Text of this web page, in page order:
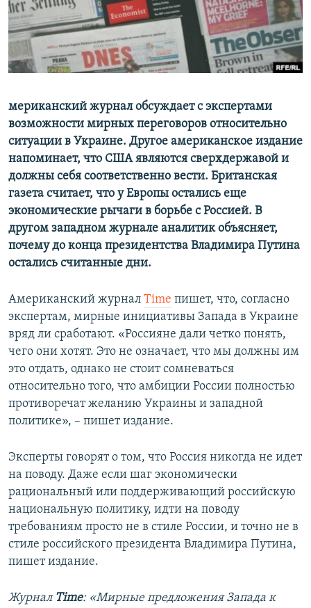
ПОБЕДИТЕЛЕЙ НЕ СУДЯТ?
КРЫМ.НЕПОКОРЕННЫЙ
ELIFBE
ПРИСОЕДИНЯЙТЕСЬ!
Все сайты RFE/RL
мериканский журнал обсуждает с экспертами
возможности мирных переговоров относительно
ситуации в Украине. Другое американское издание
напоминает, что США являются сверхдержавой и
должны себя соответственно вести. Британская
газета считает, что у Европы остались еще
экономические рычаги в борьбе с Россией. В
другом западном журнале аналитик объясняет,
почему до конца президентства Владимира Путина
остались считанные дни.
Американский журнал Time пишет, что, согласно
экспертам, мирные инициативы Запада в Украине
вряд ли сработают. «Россияне дали четко понять,
чего они хотят. Это не означает, что мы должны им
это отдать, однако не стоит сомневаться
относительно того, что амбиции России полностью
противоречат желанию Украины и западной
политике», – пишет издание.
Эксперты говорят о том, что Россия никогда не идет
на поводу. Даже если шаг экономически
рациональный или поддерживающий российскую
национальную политику, идти на поводу
требованиям просто не в стиле России, и точно не в
стиле российского президента Владимира Путина,
пишет издание.
Журнал Time: «Мирные предложения Запада к